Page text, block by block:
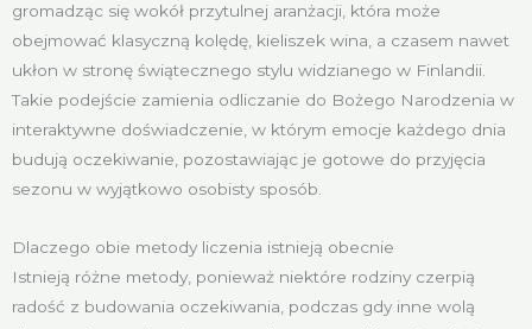
gromadząc się wokół przytulnej aranżacji, która może
obejmować klasyczną kolędę, kieliszek wina, a czasem nawet
ukłon w stronę świątecznego stylu widzianego w Finlandii.
Takie podejście zamienia odliczanie do Bożego Narodzenia w
interaktywne doświadczenie, w którym emocje każdego dnia
budują oczekiwanie, pozostawiając je gotowe do przyjęcia
sezonu w wyjątkowo osobisty sposób.
Dlaczego obie metody liczenia istnieją obecnie
Istnieją różne metody, ponieważ niektóre rodziny czerpią
radość z budowania oczekiwania, podczas gdy inne wolą